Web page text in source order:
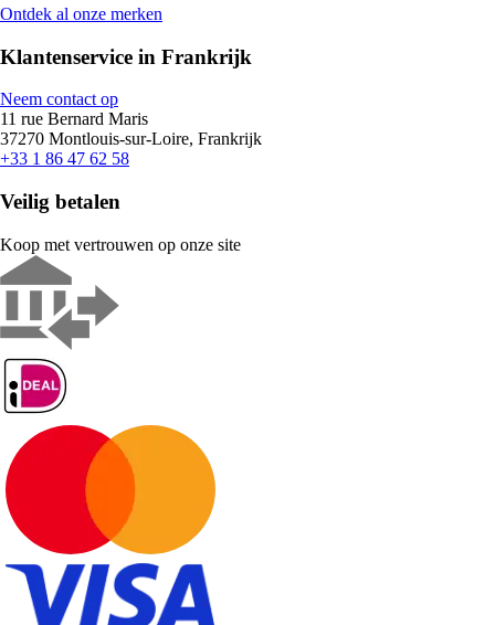
Ontdek al onze merken
Klantenservice in Frankrijk
Neem contact op
11 rue Bernard Maris
37270 Montlouis-sur-Loire, Frankrijk
+33 1 86 47 62 58
Veilig betalen
Koop met vertrouwen op onze site